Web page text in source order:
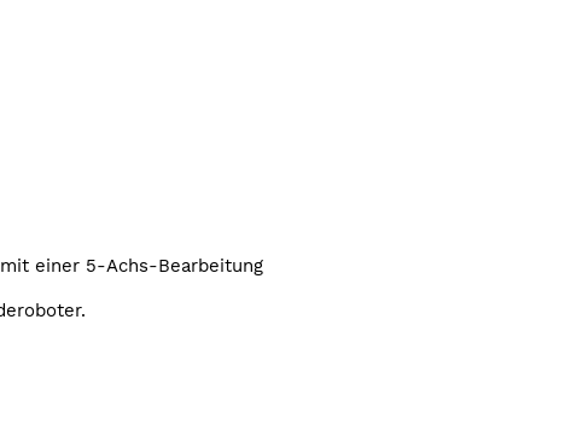
einer 5-Achs-Bearbeitung